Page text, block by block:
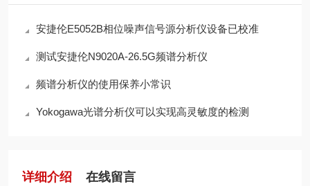
安捷伦E5052B相位噪声信号源分析仪设备已校准
测试安捷伦N9020A-26.5G频谱分析仪
频谱分析仪的使用保养小常识
Yokogawa光谱分析仪可以实现高灵敏度的检测
详细介绍 在线留言